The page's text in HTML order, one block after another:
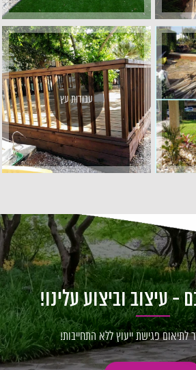
עבודות עץ
- עיצוב וביצוע עלינו!
לתיאום פגישת ייעוץ ללא התחייבות!